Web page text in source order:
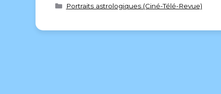
Portraits astrologiques (Ciné-Télé-Revue)